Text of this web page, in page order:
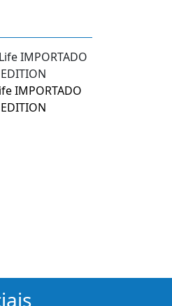
IMPORTADO